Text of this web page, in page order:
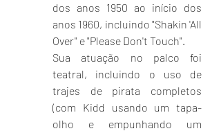
dos anos 1950 ao início dos
anos 1960, incluindo "Shakin 'All
Over" e "Please Don't Touch".
Sua atuação no palco foi
teatral, incluindo o uso de
trajes de pirata completos
(com Kidd usando um tapa-
olho e empunhando um